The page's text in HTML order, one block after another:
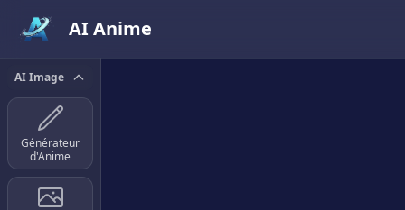
AI Anime
AI Image
Générateur
d'Anime